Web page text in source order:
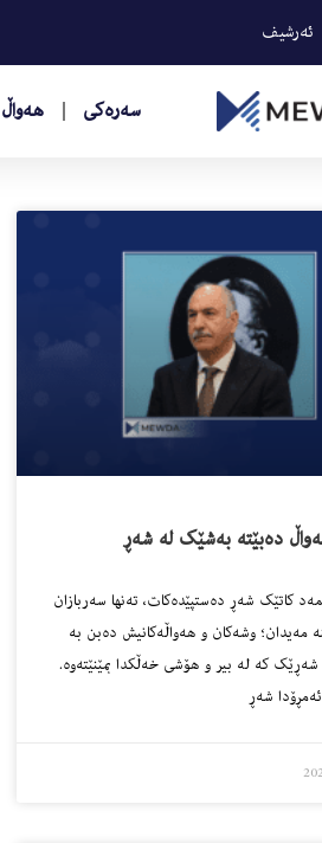
ئەرشیف
سەرەکی هەواڵ
دەبێتە بەشێک لە شەڕ
کاتێک شەڕ دەستپێدەکات، تەنھا سەربازان
مەیدان؛ وشەکان و هەواڵەکانیش دەبن بە
کە لە بیر و هۆشی خەڵکدا بمێنێتەوە.
شەڕ